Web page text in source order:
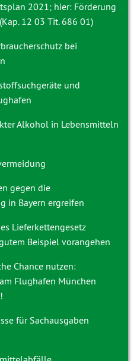
2021; hier: Förderung
12 03 Tit. 686 01)
bei
und
Alkohol in Lebensmitteln
gegen die
in Bayern ergreifen
Lieferkettengesetz
Beispiel vorangehen
Chance nutzen:
Flughafen München
für Sachausgaben